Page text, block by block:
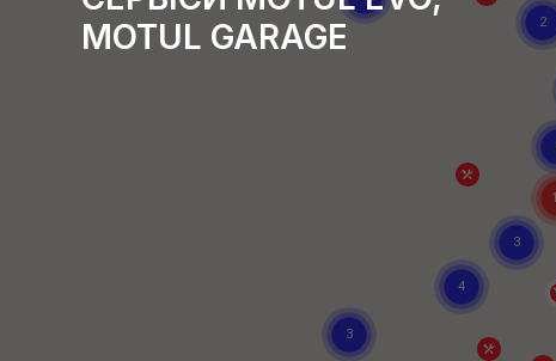
MOTUL GARAGE